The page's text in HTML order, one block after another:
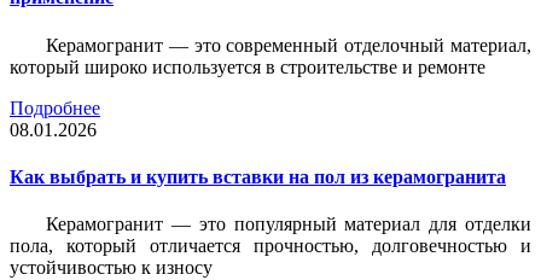
Керамогранит — это современный отделочный материал,
который широко используется в строительстве и ремонте
Подробнее
08.01.2026
Как выбрать и купить вставки на пол из керамогранита
Керамогранит — это популярный материал для отделки
пола, который отличается прочностью, долговечностью и
устойчивостью к износу